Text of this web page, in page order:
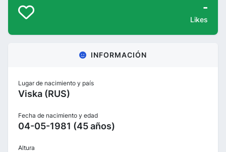
-
Likes
INFORMACIÓN
Lugar de nacimiento y país
Viska (RUS)
Fecha de nacimiento y edad
04-05-1981 (45 años)
Altura